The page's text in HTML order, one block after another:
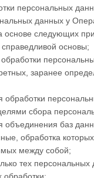
персональных
данных у
основе следующих
основы;
заранее
сбора
баз
обработка
между собой;
тех персональных